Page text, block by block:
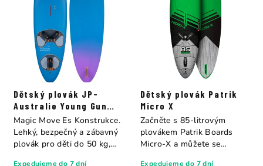
Dětský plovák JP-
Australie Young Gun
Magic Move Es
Expedujeme do 7 dní
Magic Move Es Konstrukce.
Lehký, bezpečný a zábavný
plovák pro děti do 50 kg,
Dětský plovák Patrik
Micro X
Expedujeme do 7 dní
Začněte s 85-litrovým
plovákem Patrik Boards
Micro-X a můžete se